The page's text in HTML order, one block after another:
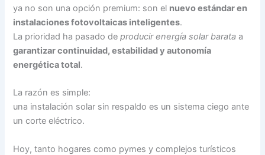
ya no son una opción premium: son el nuevo estándar en
instalaciones fotovoltaicas inteligentes.
La prioridad ha pasado deproducir energía solar barata a
garantizar continuidad, estabilidad y autonomía
energética total.
La razón es simple:
una instalación solar sin respaldo es un sistema ciego ante
un corte eléctrico.
Hoy, tanto hogares como pymes y complejos turísticos